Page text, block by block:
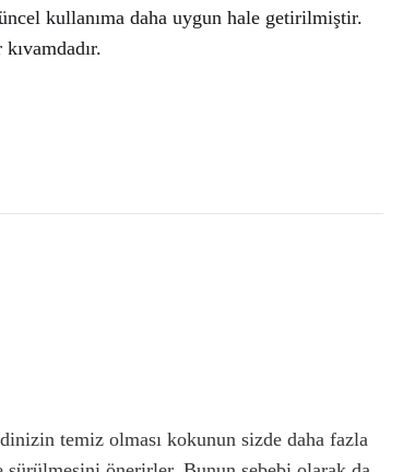
kullanıma daha uygun hale getirilmiştir.
temiz olması kokunun sizde daha fazla